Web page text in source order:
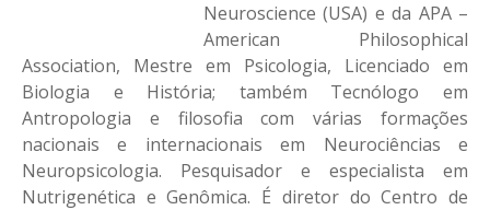
Neuroscience (USA) e da APA –
American Philosophical
Association, Mestre em Psicologia, Licenciado em
Biologia e História; também Tecnólogo em
Antropologia e filosofia com várias formações
nacionais e internacionais em Neurociências e
Neuropsicologia. Pesquisador e especialista em
Nutrigenética e Genômica. É diretor do Centro de